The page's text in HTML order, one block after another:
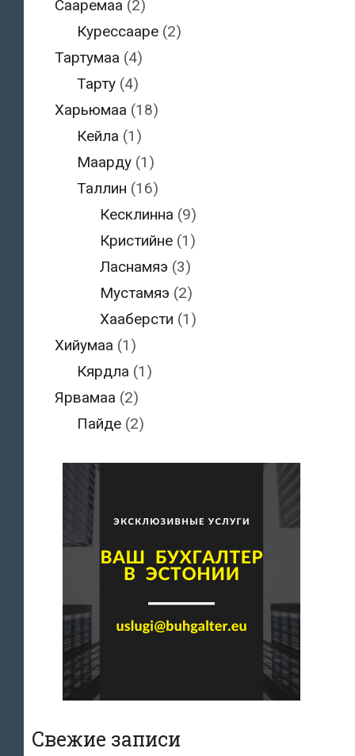
Сааремаа (2)
Курессааре (2)
Тартумаа (4)
Тарту (4)
Харьюмаа (18)
Кейла (1)
Маарду (1)
Таллин (16)
Кесклинна (9)
Кристийне(1)
Ласнамяэ (3)
Мустамяэ (2)
Хааберсти (1)
Хийумаа (1)
Кярдла (1)
Ярвамаа (2)
Пайде (2)
Свежие записи